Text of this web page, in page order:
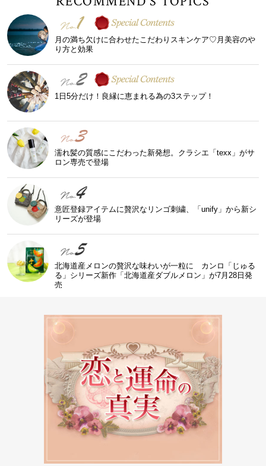
月の満ち欠けに合わせたこだわりスキンケア♡月美容のや
り方と効果
1日5分だけ！良縁に恵まれる為の3ステップ！
濡れ髪の質感にこだわった新発想。クラシエ「texx」がサ
ロン専売で登場
意匠登録アイテムに贅沢なリンゴ刺繍、「unify」から新シ
リーズが登場
北海道産メロンの贅沢な味わいが一粒に カンロ「じゅる
る」シリーズ新作「北海道産ダブルメロン」が7月28日発
売